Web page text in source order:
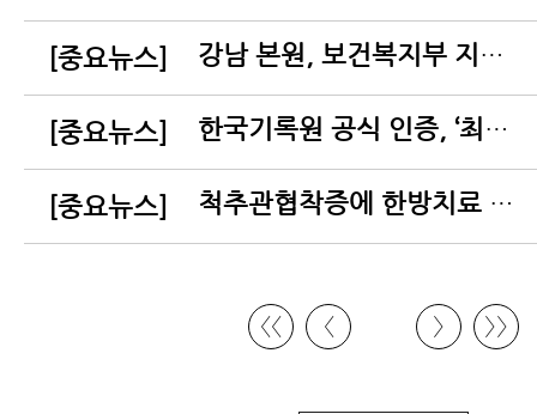
[중요뉴스] 강남 본원, 보건복지부 지정 척추전문병원으로 연속선정
[중요뉴스] 한국기록원 공식 인증, ‘최다 치료후기’ 기록 수립
[중요뉴스] 척추관협착증에 한방치료 효과…SCI저널에 첫 발표
〈〈 〈 〉 〉〉